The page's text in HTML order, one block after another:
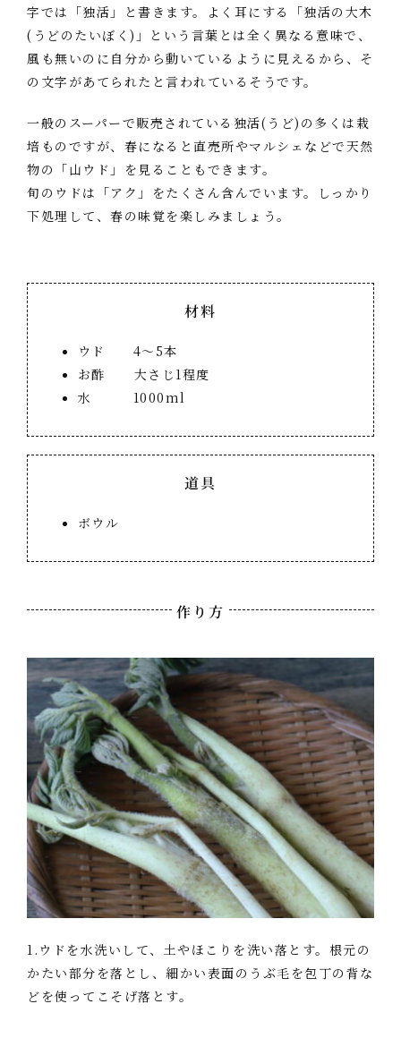
字では「独活」と書きます。よく耳にする「独活の大木
(うどのたいぼく)」という言葉とは全く異なる意味で、
風も無いのに自分から動いているように見えるから、そ
の文字があてられたと言われているそうです。
一般のスーパーで販売されている独活(うど)の多くは栽
培ものですが、春になると直売所やマルシェなどで天然
物の「山ウド」を見ることもできます。
旬のウドは「アク」をたくさん含んでいます。しっかり
下処理して、春の味覚を楽しみましょう。
材料
ウド 4～5本
お酢 大さじ1程度
水 1000ml
道具
ボウル
作り方
1.ウドを水洗いして、土やほこりを洗い落とす。根元の
かたい部分を落とし、細かい表面のうぶ毛を包丁の背な
どを使ってこそげ落とす。